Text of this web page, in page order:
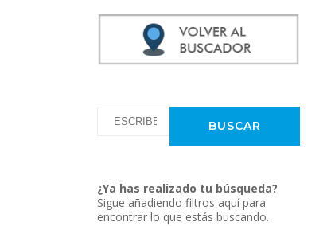
¿Ya has realizado tu búsqueda?
Sigue añadiendo filtros aquí para
encontrar lo que estás buscando.